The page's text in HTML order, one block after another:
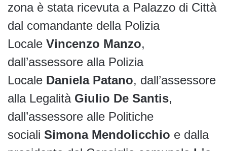
zona è stata ricevuta a Palazzo di Città
dal comandante della Polizia
Locale Vincenzo Manzo,
dall’assessore alla Polizia
Locale Daniela Patano, dall’assessore
alla Legalità Giulio De Santis,
dall’assessore alle Politiche
sociali Simona Mendolicchio e dalla